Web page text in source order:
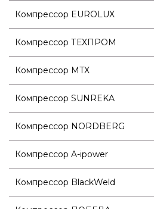
Компрессор EUROLUX
Компрессор ТЕХПРОМ
Компрессор MTX
Компрессор SUNREKA
Компрессор NORDBERG
Компрессор A-ipower
Компрессор BlackWeld